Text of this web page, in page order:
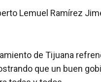
Lemuel Ramírez
de Tijuana
que un buen